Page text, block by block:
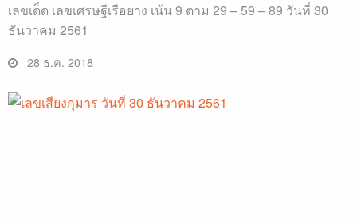
เลขเด็ด เลขเศรษฐีเรือยาง เน้น 9 ตาม 29 – 59 – 89 วันที่ 30
ธันวาคม 2561
28 ธ.ค. 2018